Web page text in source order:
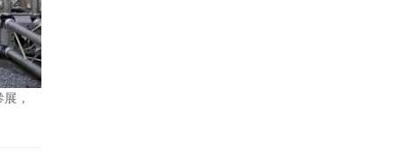
，